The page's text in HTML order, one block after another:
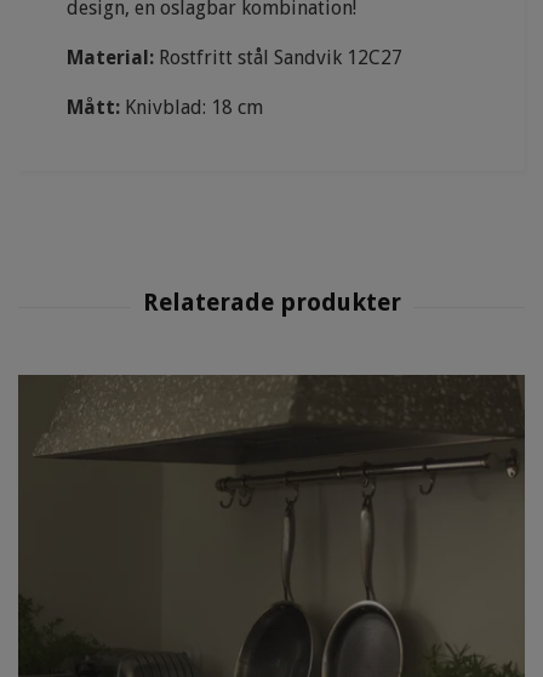
design, en oslagbar kombination!
Material: Rostfritt stål Sandvik 12C27
Mått: Knivblad: 18 cm